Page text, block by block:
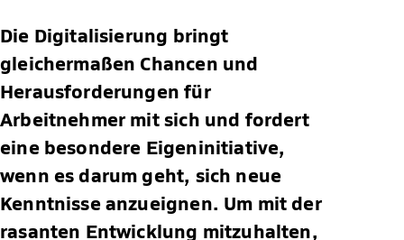
Die Digitalisierung bringt
gleichermaßen Chancen und
Herausforderungen für
Arbeitnehmer mit sich und fordert
eine besondere Eigeninitiative,
wenn es darum geht, sich neue
Kenntnisse anzueignen. Um mit der
rasanten Entwicklung mitzuhalten,